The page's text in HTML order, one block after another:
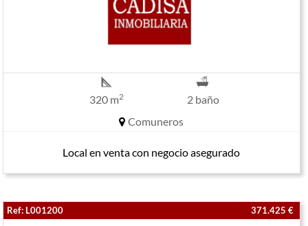
320 m2
2 baño
Comuneros
Local en venta con negocio asegurado
Ref: L001200 371.425 €